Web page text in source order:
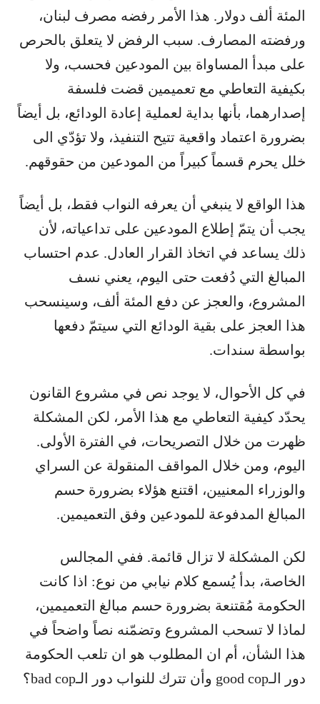
المئة ألف دولار. هذا الأمر رفضه مصرف لبنان،
ورفضته المصارف. سبب الرفض لا يتعلق بالحرص
على مبدأ المساواة بين المودعين فحسب، ولا
بكيفية التعاطي مع تعميمين قضت فلسفة
إصدارهما، بأنها بداية لعملية إعادة الودائع، بل أيضاً
بضرورة اعتماد واقعية تتيح التنفيذ، ولا تؤدّي الى
خلل يحرم قسماً كبيراً من المودعين من حقوقهم.
هذا الواقع لا ينبغي أن يعرفه النواب فقط، بل أيضاً
يجب أن يتمّ إطلاع المودعين على تداعياته، لأن
ذلك يساعد في اتخاذ القرار العادل. عدم احتساب
المبالغ التي دُفعت حتى اليوم، يعني نسف
المشروع، والعجز عن دفع المئة ألف، وسينسحب
هذا العجز على بقية الودائع التي سيتمّ دفعها
بواسطة سندات.
في كل الأحوال، لا يوجد نص في مشروع القانون
يحدّد كيفية التعاطي مع هذا الأمر، لكن المشكلة
ظهرت من خلال التصريحات، في الفترة الأولى.
اليوم، ومن خلال المواقف المنقولة عن السراي
والوزراء المعنيين، اقتنع هؤلاء بضرورة حسم
المبالغ المدفوعة للمودعين وفق التعميمين.
لكن المشكلة لا تزال قائمة. ففي المجالس
الخاصة، بدأ يُسمع كلام نيابي من نوع: اذا كانت
الحكومة مُقتنعة بضرورة حسم مبالغ التعميمين،
لماذا لا تسحب المشروع وتضمّنه نصاً واضحاً في
هذا الشأن، أم ان المطلوب هو ان تلعب الحكومة
دور الـgood cop وأن تترك للنواب دور الـbad cop؟